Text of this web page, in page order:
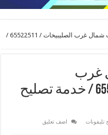
فني تليفونات شمال غرب الصليبيخات / 65522511 /
غرب
الصليبيخات / 65522511 / خدمة تصليح
تليفونات
اضف تعليق